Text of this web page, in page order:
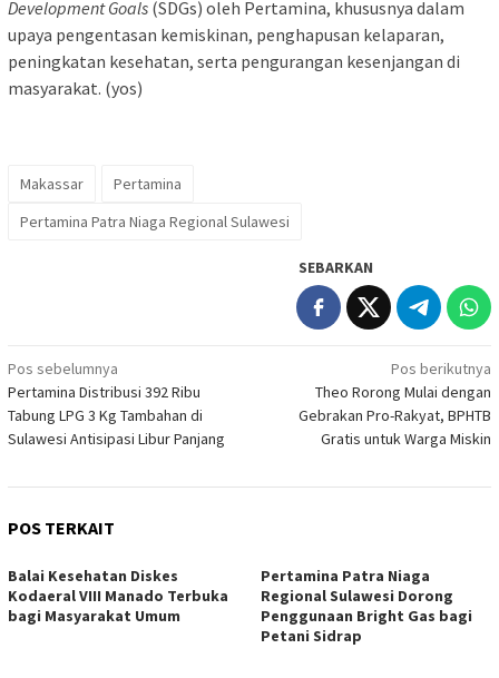
Development Goals (SDGs) oleh Pertamina, khususnya dalam
upaya pengentasan kemiskinan, penghapusan kelaparan,
peningkatan kesehatan, serta pengurangan kesenjangan di
masyarakat. (yos)
Makassar
Pertamina
Pertamina Patra Niaga Regional Sulawesi
SEBARKAN
Navigasi
pos
Pos sebelumnya
Pertamina Distribusi 392 Ribu
Tabung LPG 3 Kg Tambahan di
Sulawesi Antisipasi Libur Panjang
Pos berikutnya
Theo Rorong Mulai dengan
Gebrakan Pro-Rakyat, BPHTB
Gratis untuk Warga Miskin
POS TERKAIT
Balai Kesehatan Diskes
Kodaeral VIII Manado Terbuka
bagi Masyarakat Umum
Pertamina Patra Niaga
Regional Sulawesi Dorong
Penggunaan Bright Gas bagi
Petani Sidrap